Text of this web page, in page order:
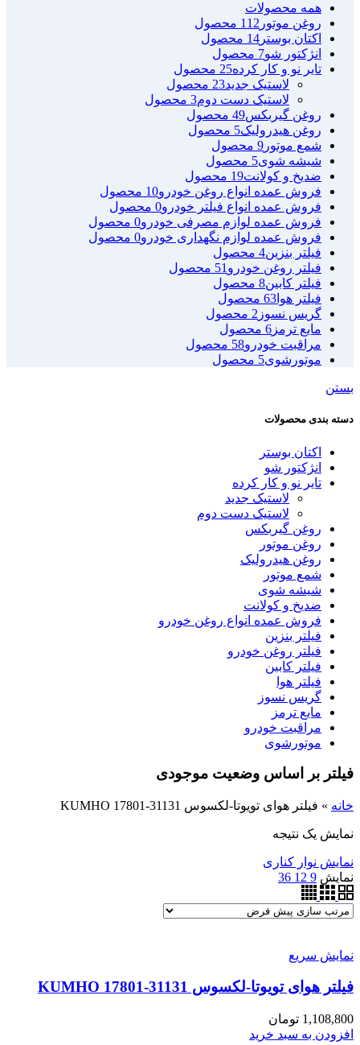
همه محصولات
روغن موتور 112 محصول
اکتان بوستر 14 محصول
انژکتور شو7 محصول
تایر نو و کار کرده25 محصول
لاستیک جدید23 محصول
لاستیک دست دوم3 محصول
روغن گیربکس49 محصول
روغن هیدرولیک5 محصول
شمع موتور 9 محصول
شیشه شوی5 محصول
ضدیخ و کولانت19 محصول
فروش عمده انواع روغن خودرو10 محصول
فروش عمده انواع فیلتر خودرو0 محصول
فروش عمده لوازم مصرفی خودرو0 محصول
فروش عمده لوازم نگهداری خودرو0 محصول
فیلتر بنزین4 محصول
فیلتر روغن خودرو 51 محصول
فیلتر کابین8 محصول
فیلتر هوا 63 محصول
گریس نسوز 2 محصول
مایع ترمز 6 محصول
مراقبت خودرو58 محصول
موتورشوی5 محصول
بستن
دسته بندی محصولات
اکتان بوستر
انژکتور شو
تایر نو و کار کرده
لاستیک جدید
لاستیک دست دوم
روغن گیربکس
روغن موتور
روغن هیدرولیک
شمع موتور
شیشه شوی
ضدیخ و کولانت
فروش عمده انواع روغن خودرو
فیلتر بنزین
فیلتر روغن خودرو
فیلتر کابین
فیلتر هوا
گریس نسوز
مایع ترمز
مراقبت خودرو
موتورشوی
فیلتر بر اساس وضعیت موجودی
خانه » فیلتر هوای تویوتا-لکسوس KUMHO 17801-31131
نمایش یک نتیجه
نمایش نوار کناری
نمایش 9
12
36
نمایش سریع
فیلتر هوای تویوتا-لکسوس KUMHO 17801-31131
1,108,800 تومان
افزودن به سبد خرید